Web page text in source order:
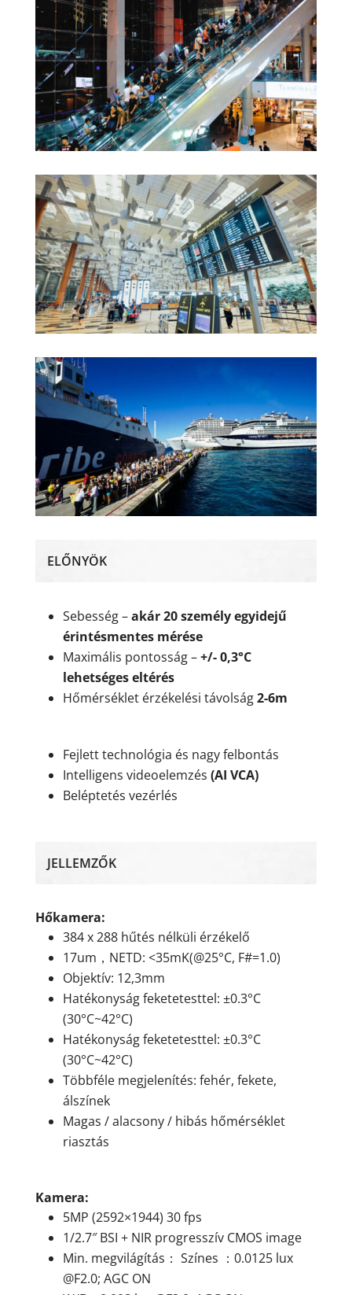
ELŐNYÖK
Sebesség –akár 20 személy egyidejű
érintésmentes mérése
Maximális pontosság –+/- 0,3°C
lehetséges eltérés
Hőmérséklet érzékelési távolság2-6m
Fejlett technológia és nagy felbontás
Intelligens videoelemzés (AI VCA)
Beléptetés vezérlés
JELLEMZŐK
Hőkamera:
384 x 288 hűtés nélküli érzékelő
17um，NETD: <35mK(@25°C, F#=1.0)
Objektív: 12,3mm
Hatékonyság feketetesttel: ±0.3°C
(30°C~42°C)
Hatékonyság feketetesttel: ±0.3°C
(30°C~42°C)
Többféle megjelenítés: fehér, fekete,
álszínek
Magas / alacsony / hibás hőmérséklet
riasztás
Kamera:
5MP (2592×1944) 30 fps
1/2.7″ BSI + NIR progresszív CMOS image
Min. megvilágítás： Színes ：0.0125 lux
@F2.0; AGC ON